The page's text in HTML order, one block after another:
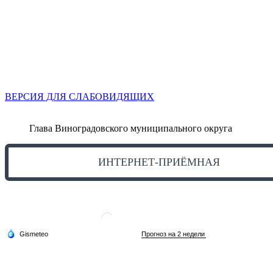
ВЕРСИЯ ДЛЯ СЛАБОВИДЯЩИХ
Глава Виноградовского муниципального округа
ИНТЕРНЕТ-ПРИЁМНАЯ